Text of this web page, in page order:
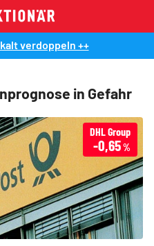
verdoppeln ++
in Gefahr
DHL Group
-0,65 %